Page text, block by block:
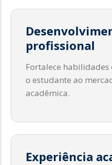
profissional
Fortalece habilidades
o estudante ao
acadêmica.
Experiência